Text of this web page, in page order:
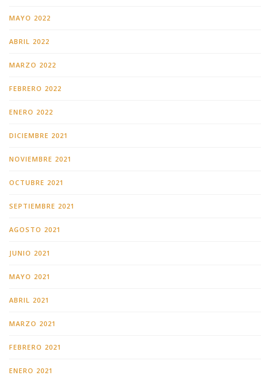
MAYO 2022
ABRIL 2022
MARZO 2022
FEBRERO 2022
ENERO 2022
DICIEMBRE 2021
NOVIEMBRE 2021
OCTUBRE 2021
SEPTIEMBRE 2021
AGOSTO 2021
JUNIO 2021
MAYO 2021
ABRIL 2021
MARZO 2021
FEBRERO 2021
ENERO 2021